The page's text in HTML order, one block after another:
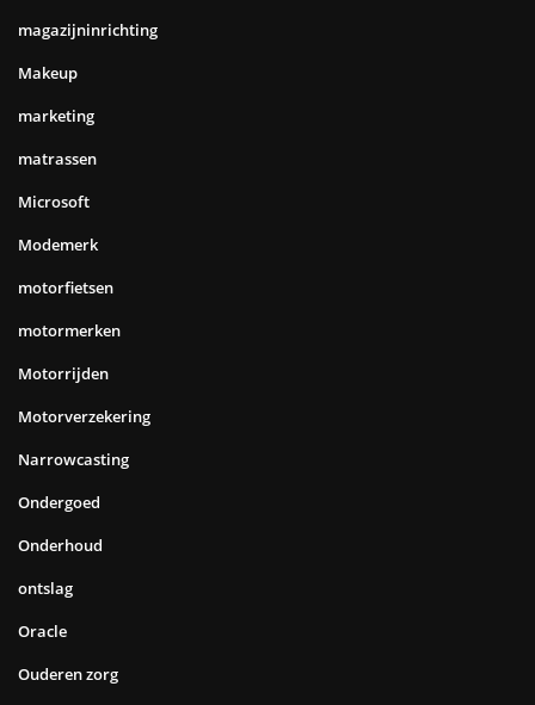
magazijninrichting
Makeup
marketing
matrassen
Microsoft
Modemerk
motorfietsen
motormerken
Motorrijden
Motorverzekering
Narrowcasting
Ondergoed
Onderhoud
ontslag
Oracle
Ouderen zorg